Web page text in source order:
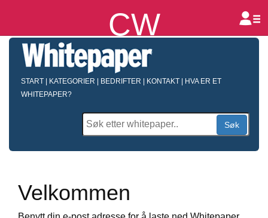
CW
START KATEGORIER BEDRIFTER KONTAKT
HVA ER ET
WHITEPAPER?
Søk
Velkommen